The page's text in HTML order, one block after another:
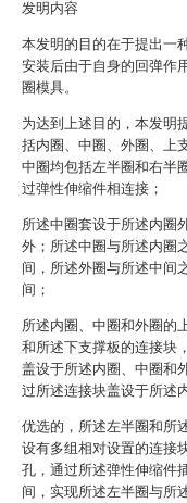
发明内容
本发明的目的在于提出一
安装后由于自身的回弹作
圈模具。
为达到上述目的，本发明
括内圈、中圈、外圈、上
中圈均包括左半圈和右半
过弹性伸缩件相连接；
所述中圈套设于所述内圈
外；所述中圈与所述内圈
间，所述外圈与所述中间
间；
所述内圈、中圈和外圈的
和所述下支撑板的连接块
盖设于所述内圈、中圈和
过所述连接块盖设于所述
优选的，所述左半圈和所
设有多组相对设置的连接
孔，通过所述弹性伸缩件
间，实现所述左半圈与所